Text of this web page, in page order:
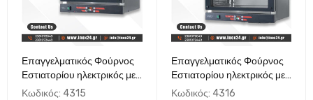
Επαγγελματικός Φούρνος
Εστιατορίου ηλεκτρικός με
αέρα ψηφιακός TDM 4
Κωδικός: 4315
Επαγγελματικός Φούρνος
Εστιατορίου ηλεκτρικός με
αέρα ψηφιακός TDM 4 GN
Κωδικός: 4316